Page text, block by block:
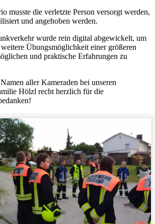
musste die verletzte Person versorgt werden,
und angehoben werden.
wurde rein digital abgewickelt, um
Übungsmöglichkeit einer größeren
und praktische Erfahrungen zu
aller Kameraden bei unseren
Hölzl recht herzlich für die